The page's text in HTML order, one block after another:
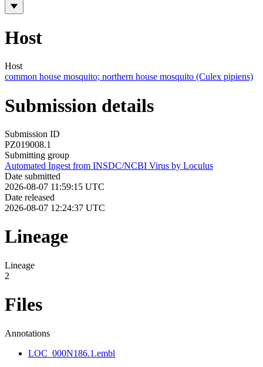
Host
Host
common house mosquito; northern house mosquito (Culex pipiens)
Submission details
Submission ID
PZ019008.1
Submitting group
Automated Ingest from INSDC/NCBI Virus by Loculus
Date submitted
2026-08-07 11:59:15 UTC
Date released
2026-08-07 12:24:37 UTC
Lineage
Lineage
2
Files
Annotations
LOC_000N186.1.embl